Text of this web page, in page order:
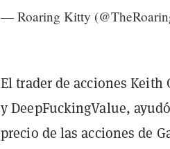
— Roaring Kitty
El trader de acciones
y DeepFuckingValue,
precio de las acciones de